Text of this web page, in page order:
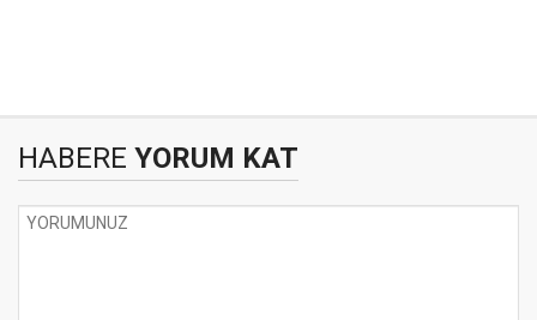
HABERE YORUM KAT